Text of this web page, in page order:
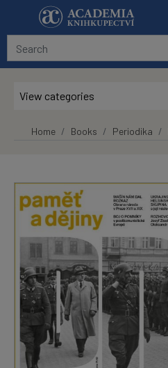
Skip to main content
View categories
Home Books Periodika